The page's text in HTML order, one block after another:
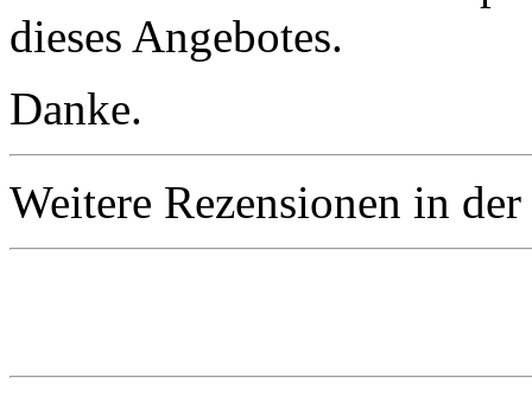
dieses Angebotes.
Danke.
Weitere Rezensionen in